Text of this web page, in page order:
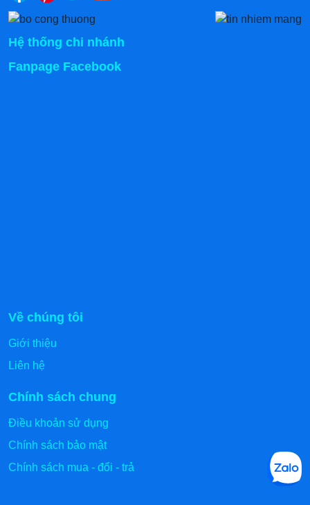
Hệ thống chi nhánh
Fanpage Facebook
Về chúng tôi
Giới thiệu
Liên hệ
Chính sách chung
Điều khoản sử dụng
Chính sách bảo mật
Chính sách mua - đổi - trả